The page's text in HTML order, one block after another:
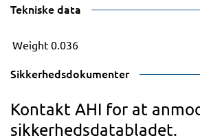
Tekniske data
Weight 0.036
Sikkerhedsdokumenter
Kontakt AHI for at
sikkerhedsdatabladet.